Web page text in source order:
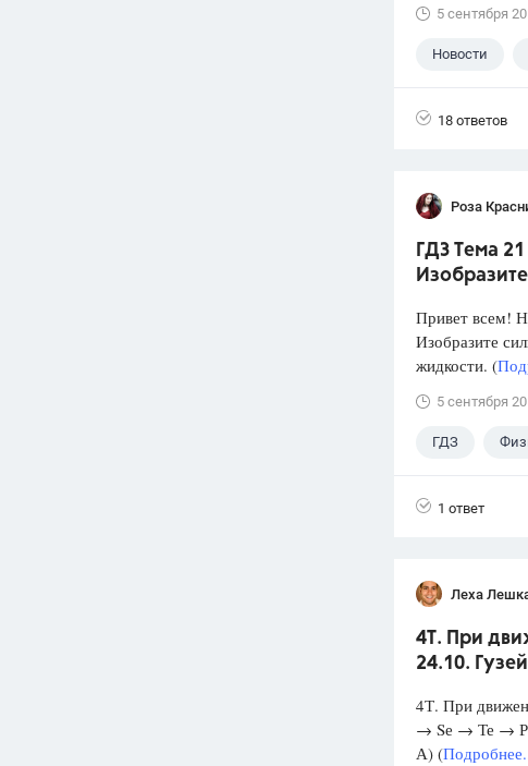
5 сентября
Новости
18 ответов
Роза
ГДЗ Тема
Привет всем!
Изобразите
жидкости. (
5 сентября
ГДЗ
1 ответ
Леха
4Т. При
24.10.
4Т. При
→ Sе → Те →
А) (